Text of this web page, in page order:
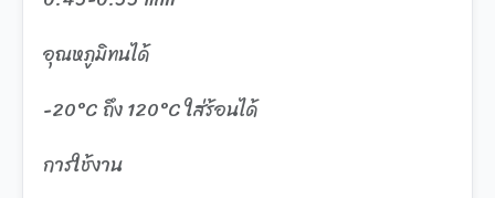
อุณหภูมิทนได้
-20°C ถึง 120°C ใส่ร้อนได้
การใช้งาน